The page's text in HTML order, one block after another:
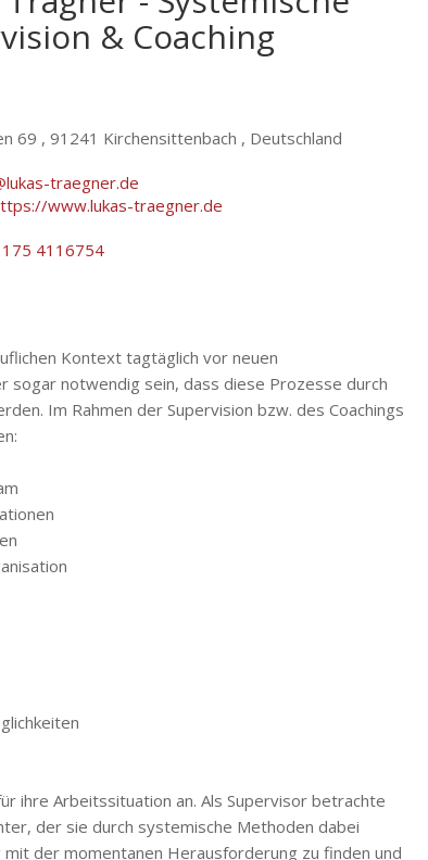
& Coaching
69 ,91241 Kirchensittenbach , Deutschland
traegner.de
www.lukas-traegner.de
4116754
Kontext tagtäglich vor neuen
sogar notwendig sein, dass diese Prozesse durch
Im Rahmen der Supervision bzw. des Coachings
ihre Arbeitssituation an. Als Supervisor betrachte
der sie durch systemische Methoden dabei
der momentanen Herausforderung zu finden und